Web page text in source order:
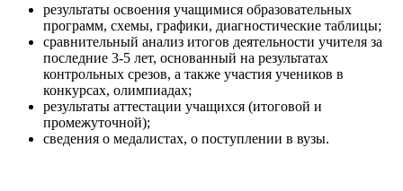
результаты освоения учащимися образовательных
программ, схемы, графики, диагностические таблицы;
сравнительный анализ итогов деятельности учителя за
последние 3-5 лет, основанный на результатах
контрольных срезов, а также участия учеников в
конкурсах, олимпиадах;
результаты аттестации учащихся (итоговой и
промежуточной);
сведения о медалистах, о поступлении в вузы.